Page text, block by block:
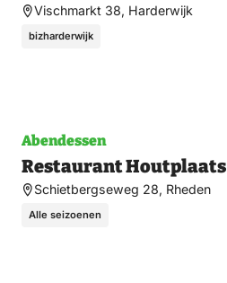
Vischmarkt 38, Harderwijk
bizharderwijk
Abendessen
Restaurant Houtplaats
Schietbergseweg 28, Rheden
Alle seizoenen